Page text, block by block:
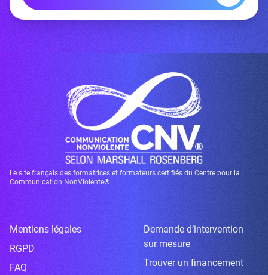
Le site français des formatrices et formateurs certifiés du Centre pour la
Communication NonViolente®
Mentions légales
RGPD
FAQ
Demande d’intervention
sur mesure
Trouver un financement